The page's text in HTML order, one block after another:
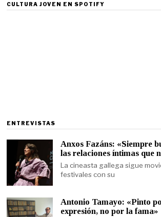
CULTURA JOVEN EN SPOTIFY
ENTREVISTAS
Anxos Fazáns: «Siempre
las relaciones íntimas que
La cineasta gallega sigue
festivales con su
Antonio Tamayo: «Pinto
expresión, no por la fama»